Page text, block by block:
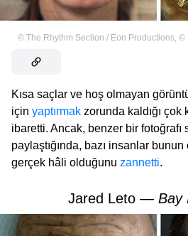
© The Rhythm Section / Eon Productions, ©
Kısa saçlar ve hoş olmayan
için yaptırmak zorunda kaldığı
ibaretti. Ancak, benzer bir fotoğrafı
paylaştığında, bazı insanlar
gerçek hâli olduğunu zannetti.
Jared Leto — Bay